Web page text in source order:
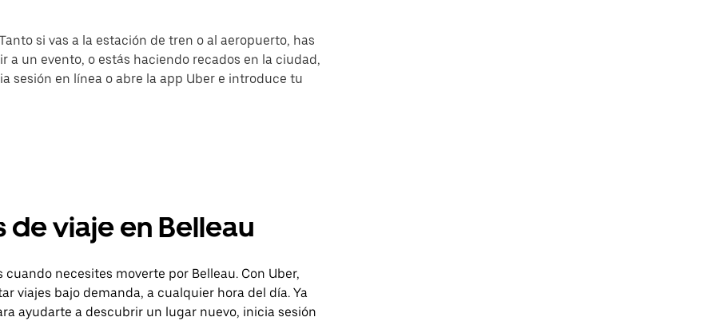
si vas a la estación de tren o al aeropuerto, has
a un evento, o estás haciendo recados en la ciudad,
sesión en línea o abre la app Uber e introduce tu
viaje en Belleau
necesites moverte por Belleau. Con Uber,
viajes bajo demanda, a cualquier hora del día. Ya
ayudarte a descubrir un lugar nuevo, inicia sesión